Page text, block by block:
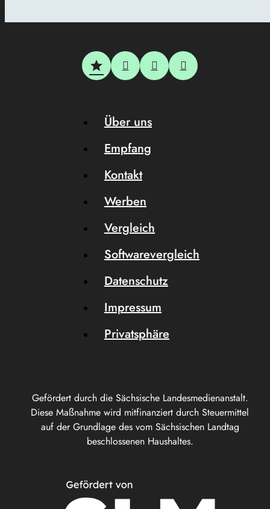
Gefördert durch die Sächsische Landesmedienanstalt.
Diese Maßnahme wird mitfinanziert durch Steuermittel
auf der Grundlage des vom Sächsischen Landtag
beschlossenen Haushaltes.
Über uns
Empfang
Kontakt
Werben
Vergleich
Softwarevergleich
Datenschutz
Impressum
Privatsphäre